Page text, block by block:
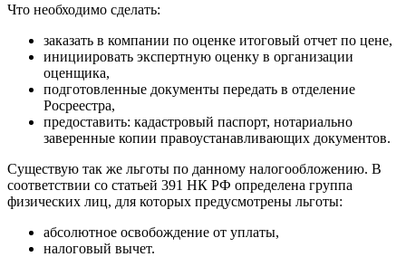
Что необходимо сделать:
заказать в компании по оценке итоговый отчет по цене,
инициировать экспертную оценку в организации
оценщика,
подготовленные документы передать в отделение
Росреестра,
предоставить: кадастровый паспорт, нотариально
заверенные копии правоустанавливающих документов.
Существую так же льготы по данному налогообложению. В
соответствии со статьей 391 НК РФ определена группа
физических лиц, для которых предусмотрены льготы:
абсолютное освобождение от уплаты,
налоговый вычет.